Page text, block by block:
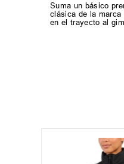
Suma un básico
clásica de la marca
en el trayecto al